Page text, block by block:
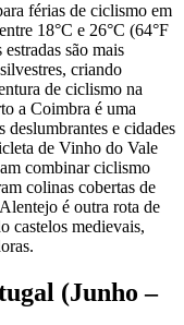
férias de ciclismo em
18°C e 26°C (64°F
são mais
criando
de ciclismo na
a Coimbra é uma
deslumbrantes e cidades
de Vinho do Vale
combinar ciclismo
colinas cobertas de
é outra rota de
castelos medievais,
(Junho –